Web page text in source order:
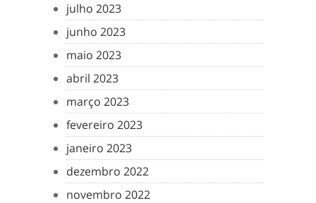
julho 2023
junho 2023
maio 2023
abril 2023
março 2023
fevereiro 2023
janeiro 2023
dezembro 2022
novembro 2022